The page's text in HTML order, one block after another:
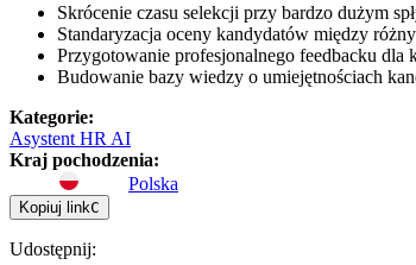
Skrócenie czasu selekcji przy bardzo dużym
Standaryzacja oceny kandydatów między
Przygotowanie profesjonalnego feedbacku
Budowanie bazy wiedzy o umiejętnościach
Kategorie:
Asystent HR AI
Kraj pochodzenia:
Polska
Kopiuj linkC
Udostępnij: